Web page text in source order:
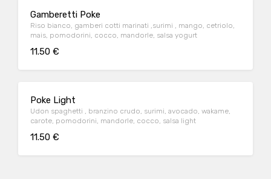
Gamberetti Poke
Riso bianco, gamberi cotti marinati ,surimi , mango, cetriolo,
mais, pomodorini, cocco, mandorle, salsa yogurt
11.50 €
Poke Light
Udon spaghetti , branzino crudo, surimi, avocado, wakame,
carote, pomodorini, mandorle, cocco, salsa light
11.50 €